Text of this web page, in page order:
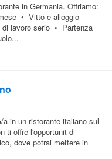
in Germania. Offriamo:
• Vitto e alloggio
lavoro serio • Partenza
/a in un ristorante italiano sul
ti offre l'opportunit di
dove potrai mettere in